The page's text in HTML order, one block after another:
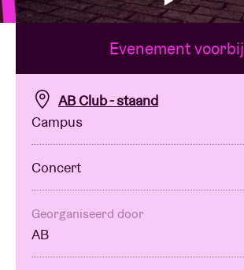
BRDCST
ABtv
Concertcheque
Over AB
Evenement voorbij
AB Club - staand
Campus
Concert
Georganiseerd door
AB